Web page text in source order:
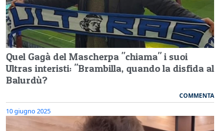
Quel Gagà del Mascherpa "chiama" i suoi
Ultras interisti: "Brambilla, quando la disfida al
Balurdù?
COMMENTA
10 giugno 2025